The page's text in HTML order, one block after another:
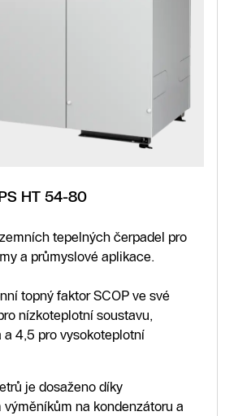
HT 54-80
tepelných čerpadel pro
a průmyslové aplikace.
topný faktor SCOP ve své
nízkoteplotní soustavu,
4,5 pro vysokoteplotní
je dosaženo díky
na kondenzátoru a